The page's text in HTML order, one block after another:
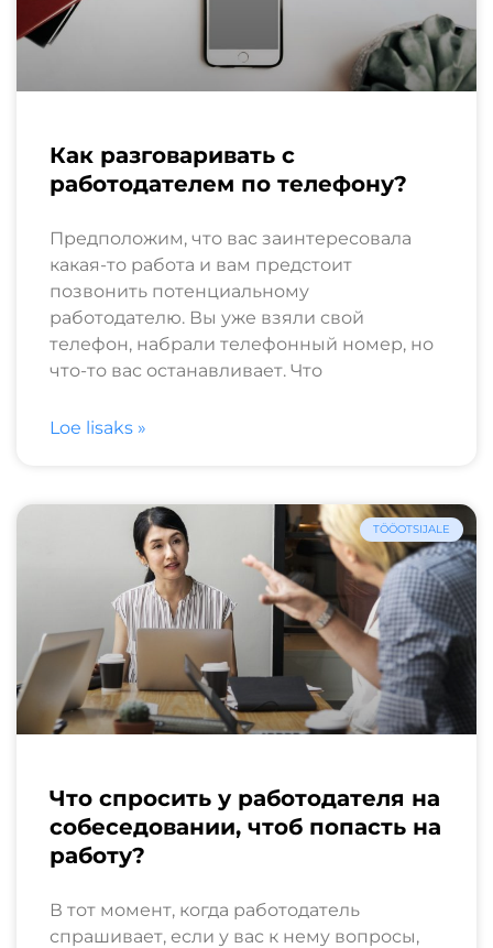
Как разговаривать с
работодателем по телефону?
Предположим, что вас заинтересовала
какая-то работа и вам предстоит
позвонить потенциальному
работодателю. Вы уже взяли свой
телефон, набрали телефонный номер, но
что-то вас останавливает. Что
Loe lisaks »
TÖÖOTSIJALE
Что спросить у работодателя на
собеседовании, чтоб попасть на
работу?
В тот момент, когда работодатель
спрашивает, если у вас к нему вопросы,